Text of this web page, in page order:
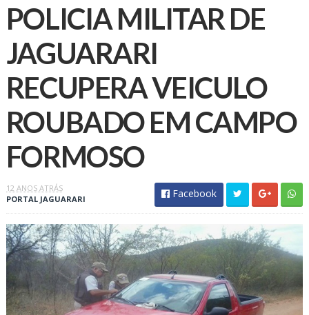
POLICIA MILITAR DE
JAGUARARI
RECUPERA VEICULO
ROUBADO EM CAMPO
FORMOSO
12 ANOS ATRÁS
PORTAL JAGUARARI
Facebook